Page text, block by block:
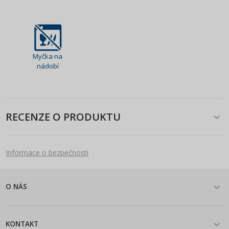
Myčka na
nádobí
RECENZE O PRODUKTU
Informace o bezpečnosti
O NÁS
KONTAKT